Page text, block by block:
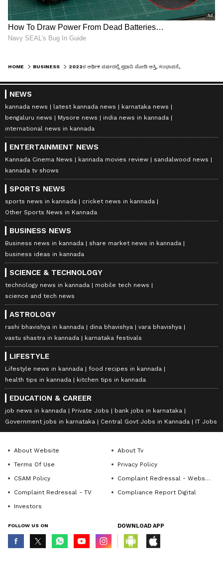
HOME BUSINESS
NEWS
kannada news latest kannada news
karnataka news
bengaluru news
Mysore news
india news in kannada
international news in kannada
ENTERTAINMENT NEWS
Kannada Cinema News kannada movies review
sandalwood news
kannada tv shows
SPORTS NEWS
sports news in kannada
cricket news in kannada
Other Sports News in Kannada
BUSINESS NEWS
Business news in kannada
share market news in kannada
business ideas in kannada
SCIENCE & TECHNOLOGY
technology news in kannada
mobile tech news
science and tech news
ASTROLOGY
rashi bhavishya in kannada dina bhavishya
vara bhavishya
vastu shastra in kannada
karnataka festivals
LIFESTYLE
Lifestyle news in kannada
food recipes in kannada
health tips in kannada
kitchen tips in kannada
EDUCATION & CAREER
job news in kannada Private Jobs
bank jobs in karnataka
Government jobs in karnataka
Central Govt Jobs in Kannada IT Jobs
About Website
About Tv
Terms Of Use
Privacy Policy
CSAM Policy
Complaint Redressal - Website
Complaint Redressal - TV
Compliance Report Digital
Investors
FOLLOW US ON DOWNLOAD APP